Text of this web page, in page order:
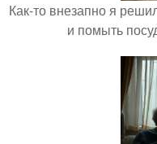
Как-то внезапно я
и помыть